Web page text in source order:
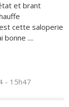
et brant
cette saloperie
....
- 15h47